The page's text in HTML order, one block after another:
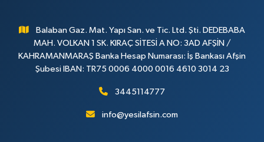
Balaban Gaz. Mat. Yapı San. ve Tic. Ltd. Şti. DEDEBABA
MAH. VOLKAN 1 SK. KIRAÇ SİTESİ A NO: 3AD AFŞİN /
KAHRAMANMARAŞ Banka Hesap Numarası: İş Bankası Afşin
Şubesi IBAN: TR75 0006 4000 0016 4610 3014 23
3445114777
info@yesilafsin.com